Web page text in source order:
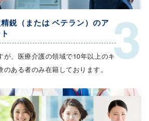
3
鋭（または ベテラン）のア
が、医療介護の領域で10年以上のキ
ある者のみ在籍しております。